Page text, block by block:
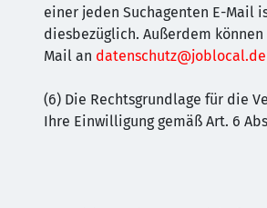
einer jeden Suchagenten E-Mail
diesbezüglich. Außerdem können
Mail an datenschutz@joblocal.de
(6) Die Rechtsgrundlage für die
Ihre Einwilligung gemäß Art. 6